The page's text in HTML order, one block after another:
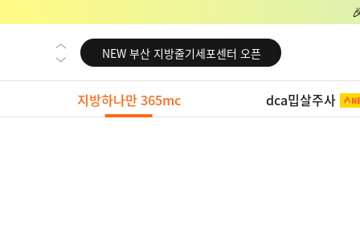
NEW 미국 LA점 오픈
NEW 부산 지방줄기세포센터 오픈
NEW 영등포 지방줄기세포센터 오픈
NEW 교대 지방줄기세포센터 오픈
지방하나만 365mc dca밉살주사